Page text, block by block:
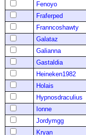
Fenoyo
Fraferped
Franncoshawty
Galataz
Galianna
Gastaldia
Heineken1982
Holais
Hypnosdraculius
Ionne
Jordymgg
Kryan